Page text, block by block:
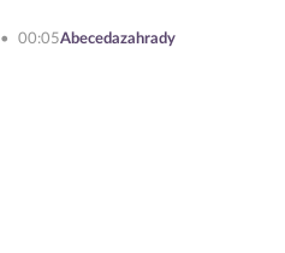
00:05Abecedazahrady